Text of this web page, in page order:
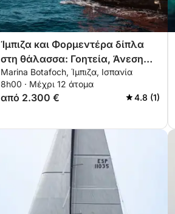
Ίμπιζα και Φορμεντέρα δίπλα
στη θάλασσα: Γοητεία, Άνεση
και Ελευθερία
Marina Botafoch, Ίμπιζα, Ισπανία
8h00 · Μέχρι 12 άτομα
από 2.300 € 4.8 (1)